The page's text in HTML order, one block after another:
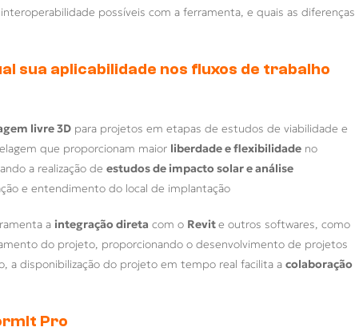
possíveis com a ferramenta, e quais as diferenças
sua aplicabilidade nos fluxos de trabalho
livre 3D para projetos em etapas de estudos de viabilidade e
que proporcionam maior liberdade e flexibilidade no
a realização de estudos de impacto solar e análise
e entendimento do local de implantação
a integração direta com o Revite outros softwares, como
do projeto, proporcionando o desenvolvimento de projetos
a disponibilização do projeto em tempo real facilita a colaboração
Pro